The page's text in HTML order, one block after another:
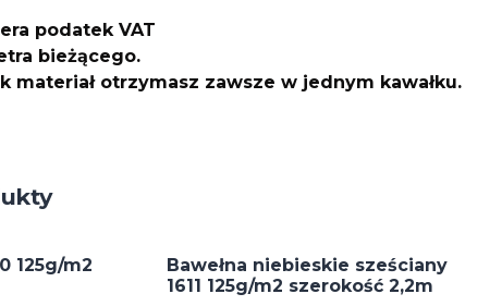
podatek VAT
bieżącego.
materiał otrzymasz zawsze w jednym kawałku.
125g/m2
Bawełna niebieskie sześciany
1611 125g/m2 szerokość 2,2m